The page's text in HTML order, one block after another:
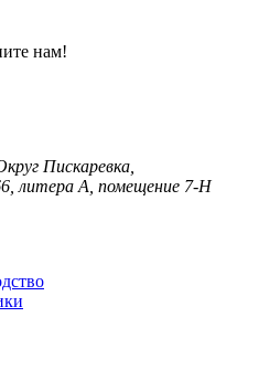
нам!
Пискаревка,
литера А, помещение 7-Н